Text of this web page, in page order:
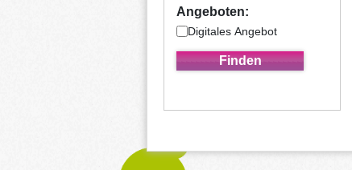
Angeboten:
Digitales Angebot